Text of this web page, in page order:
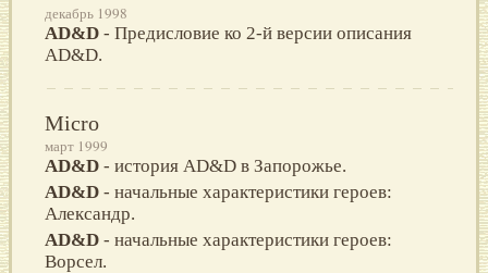
декабрь 1998
AD&D - Предисловие ко 2-й версии описания
AD&D.
Micro
март 1999
AD&D - история AD&D в Запорожье.
AD&D - начальные характеристики героев:
Александр.
AD&D - начальные характеристики героев:
Ворсел.